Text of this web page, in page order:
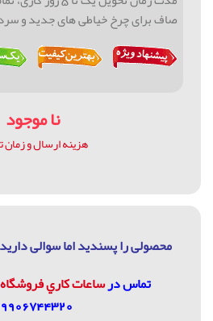
صاف برای چرخ خیاطی های جدید و
نا موجود
هزینه ارسال و زمان
محصولی را پسندید اما سوالی
تماس درساعات كاري فروشگاه